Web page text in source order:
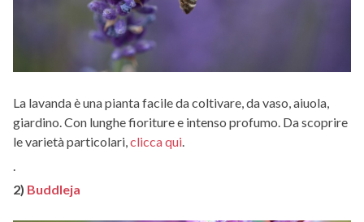
La lavanda è una pianta facile da coltivare, da vaso, aiuola,
giardino. Con lunghe fioriture e intenso profumo. Da scoprire
le varietà particolari,clicca qui.
.
2) Buddleja